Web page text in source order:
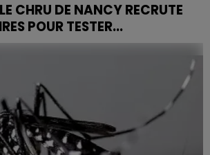
CHRU DE NANCY RECRUTE
POUR TESTER...
vivent avec les séquelles
19. À Nancy, l'équipe du Professeure
sur les vertus de l'eau thermale...